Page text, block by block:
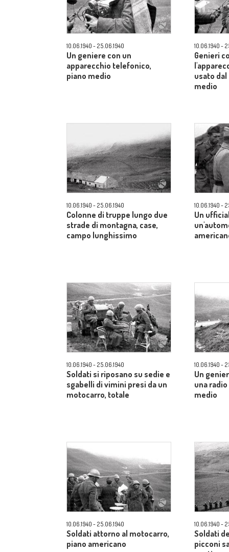
10.06.1940 - 25.06.1940
Un geniere con un
apparecchio telefonico,
piano medio
10.06.1940 -
Genieri
usato
medio
10.06.1940 - 25.06.1940
Colonne di truppe lungo due
strade di montagna, case,
campo lunghissimo
10.06.1940 -
Un
10.06.1940 - 25.06.1940
Soldati si riposano su sedie e
sgabelli di vimini presi da un
motocarro, totale
10.06.1940 -
Un
una
medio
10.06.1940 - 25.06.1940
Soldati attorno al motocarro,
piano americano
10.06.1940 -
Soldati
picconi